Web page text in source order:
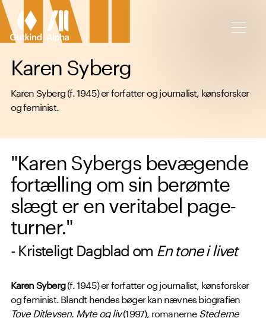
Spring til hovedindhold
Karen Syberg
Karen Syberg (f. 1945) er forfatter og journalist, kønsforsker
og feminist.
"Karen Sybergs bevægende
fortælling om sin berømte
slægt er en veritabel page-
turner."
- Kristeligt Dagblad om En tone i livet
Karen Syberg(f. 1945) er forfatter og journalist, kønsforsker
og feminist. Blandt hendes bøger kan nævnes biografien
Tove Ditlevsen. Myte og liv(1997), romanerneStederne